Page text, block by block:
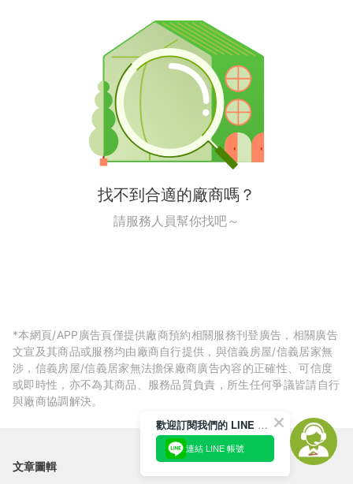
找不到合適的廠商嗎？
請服務人員幫你找吧～
*本網頁/APP廣告頁僅提供廠商預約相關服務刊登廣告，相關廣告
文宣及其商品或服務均由廠商自行提供，與信義房屋/信義居家無
涉，信義房屋/信義居家無法擔保廠商廣告內容的正確性、可信度
或即時性，亦不為其商品、服務品質負責，所生任何爭議皆請自行
與廠商協調解決。
文章圖輯
歡迎訂閱我們的 LINE 官方帳號
連結 LINE 帳號